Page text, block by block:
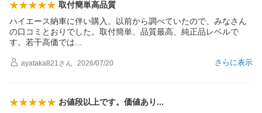
取付簡単高品質
ハイエース納車に伴い購入。以前から調べていたので、みなさん
の口コミとおりでした。取付簡単、品質最高、純正品レベルで
す。若干高価では
さらに表示
ayataka821さん 2026/07/20
お値段以上です。価値あり